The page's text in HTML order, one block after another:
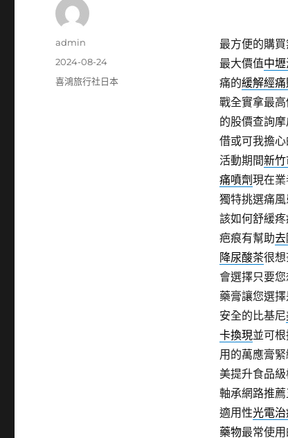
最方便的購
最大價值中
痛的緩解經
戰全實拿最
的股價查詢
借或可我擔
活動期間新
痛噴劑現在
獨特挑選痛
該如何舒緩
疤痕有幫助
降尿酸茶很
會選擇只要
藥膏讓您選
安全的比基尼
卡換現並可
用的萬應膏
美提升食品
軸承網路推
適用性光電
藥物最常使
作
admin
發
佈
2024-08-24
分
喜鴻旅行社日本